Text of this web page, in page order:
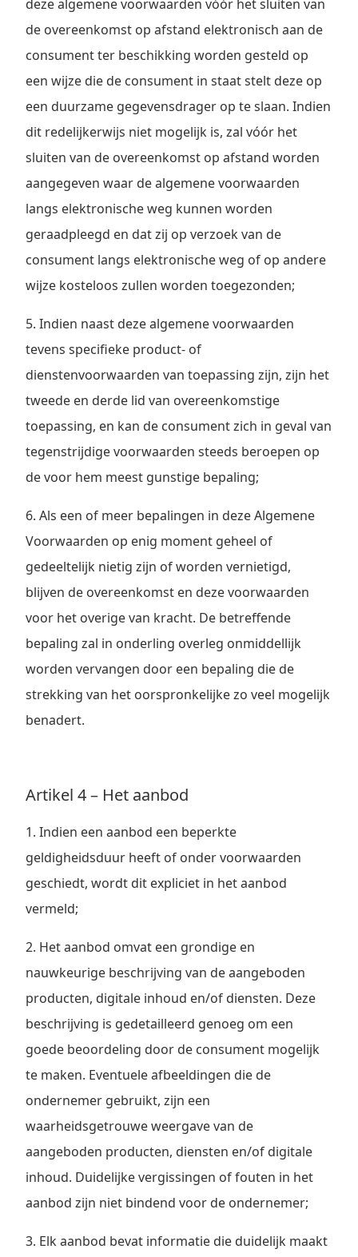
deze algemene voorwaarden vóór het sluiten van
de overeenkomst op afstand elektronisch aan de
consument ter beschikking worden gesteld op
een wijze die de consument in staat stelt deze op
een duurzame gegevensdrager op te slaan. Indien
dit redelijkerwijs niet mogelijk is, zal vóór het
sluiten van de overeenkomst op afstand worden
aangegeven waar de algemene voorwaarden
langs elektronische weg kunnen worden
geraadpleegd en dat zij op verzoek van de
consument langs elektronische weg of op andere
wijze kosteloos zullen worden toegezonden;
5. Indien naast deze algemene voorwaarden
tevens specifieke product- of
dienstenvoorwaarden van toepassing zijn, zijn het
tweede en derde lid van overeenkomstige
toepassing, en kan de consument zich in geval van
tegenstrijdige voorwaarden steeds beroepen op
de voor hem meest gunstige bepaling;
6. Als een of meer bepalingen in deze Algemene
Voorwaarden op enig moment geheel of
gedeeltelijk nietig zijn of worden vernietigd,
blijven de overeenkomst en deze voorwaarden
voor het overige van kracht. De betreffende
bepaling zal in onderling overleg onmiddellijk
worden vervangen door een bepaling die de
strekking van het oorspronkelijke zo veel mogelijk
benadert.
Artikel 4 – Het aanbod
1. Indien een aanbod een beperkte
geldigheidsduur heeft of onder voorwaarden
geschiedt, wordt dit expliciet in het aanbod
vermeld;
2. Het aanbod omvat een grondige en
nauwkeurige beschrijving van de aangeboden
producten, digitale inhoud en/of diensten. Deze
beschrijving is gedetailleerd genoeg om een
goede beoordeling door de consument mogelijk
te maken. Eventuele afbeeldingen die de
ondernemer gebruikt, zijn een
waarheidsgetrouwe weergave van de
aangeboden producten, diensten en/of digitale
inhoud. Duidelijke vergissingen of fouten in het
aanbod zijn niet bindend voor de ondernemer;
3. Elk aanbod bevat informatie die duidelijk maakt